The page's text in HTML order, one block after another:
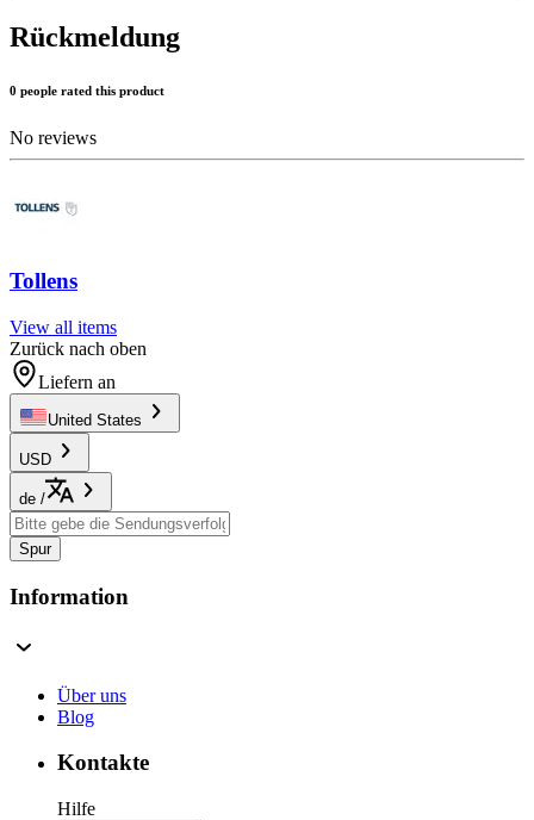
Rückmeldung
0 people rated this product
No reviews
Tollens
View all items
Zurück nach oben
Liefern an
United States
USD
de /
Spur
Information
Über uns
Blog
Kontakte
Hilfe